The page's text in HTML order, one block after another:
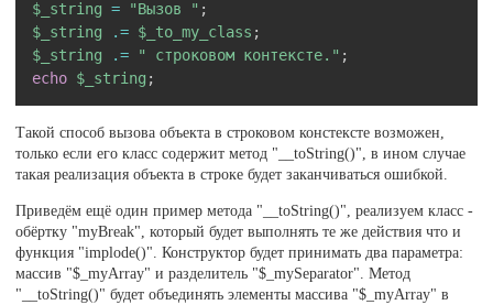
$_string = "Вызов " ;
$_string
.= $_to_my_class ;
$_string
.= " строковом контексте." ;
echo $_string ;
Такой способ вызова объекта в строковом констексте возможен,
только если его класс содержит метод "__toString()", в ином случае
такая реализация объекта в строке будет заканчиваться ошибкой.
Приведём ещё один пример метода "__toString()", реализуем класс -
обёртку "myBreak", который будет выполнять те же действия что и
функция "implode()". Конструктор будет принимать два параметра:
массив "$_myArray" и разделитель "$_mySeparator". Метод
"__toString()" будет объединять элементы массива "$_myArray" в